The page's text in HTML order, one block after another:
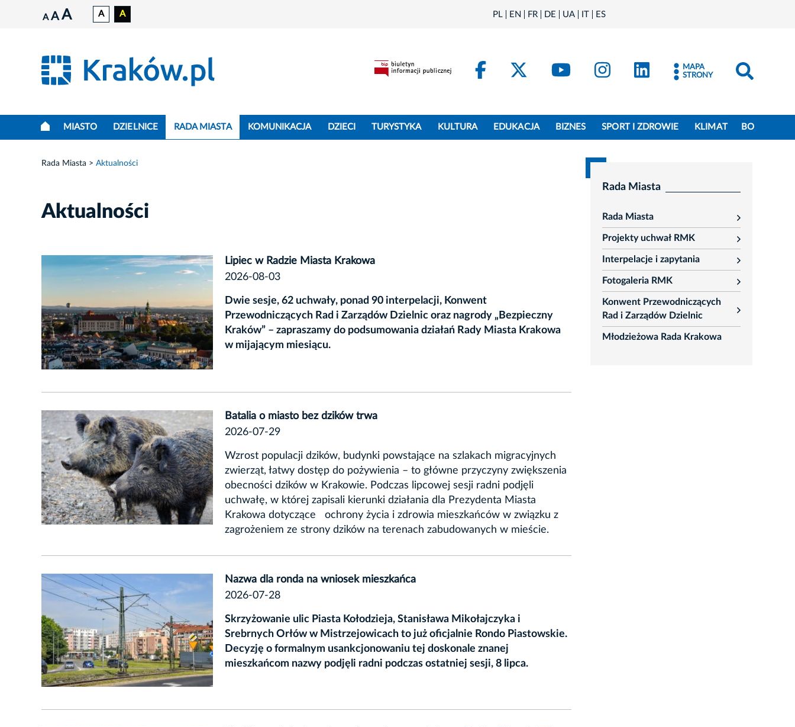
A A A A A PL EN FR DE UA IT ES
FacebookKraków - X
Kraków - YouTube
Kraków - Instagram
Kraków - LinkedIn
MAPA
STRONY
MIASTO DZIELNICE RADA MIASTA KOMUNIKACJA DZIECI TURYSTYKA KULTURA EDUKACJA BIZNES SPORT I ZDROWIE KLIMAT BO
Rada Miasta Aktualności
Aktualności
Lipiec w Radzie Miasta Krakowa
2026-08-03
Dwie sesje, 62 uchwały, ponad 90 interpelacji, Konwent
Przewodniczących Rad i Zarządów Dzielnic oraz nagrody „Bezpieczny
Kraków” – zapraszamy do podsumowania działań Rady Miasta Krakowa
w mijającym miesiącu.
Batalia o miasto bez dzików trwa
2026-07-29
Wzrost populacji dzików, budynki powstające na szlakach migracyjnych
zwierząt, łatwy dostęp do pożywienia – to główne przyczyny zwiększenia
obecności dzików w Krakowie. Podczas lipcowej sesji radni podjęli
uchwałę, w której zapisali kierunki działania dla Prezydenta Miasta
Krakowa dotyczące ochrony życia i zdrowia mieszkańców w związku z
zagrożeniem ze strony dzików na terenach zabudowanych w mieście.
Nazwa dla ronda na wniosek mieszkańca
2026-07-28
Skrzyżowanie ulic Piasta Kołodzieja, Stanisława Mikołajczyka i
Srebrnych Orłów w Mistrzejowicach to już oficjalnie Rondo Piastowskie.
Decyzję o formalnym usankcjonowaniu tej doskonale znanej
mieszkańcom nazwy podjęli radni podczas ostatniej sesji, 8 lipca.
Rada Miasta
Rada Miasta
rozwiń
Projekty uchwał RMK
rozwiń
Interpelacje i zapytania
rozwiń
Fotogaleria RMK
rozwiń
Konwent Przewodniczących
Rad i Zarządów Dzielnic
rozwiń
Młodzieżowa Rada Krakowa